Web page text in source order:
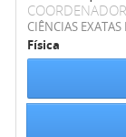
CIÊNCIAS EXATAS
Física